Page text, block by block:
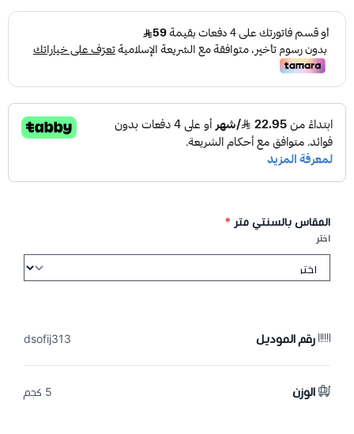
المقاس بالسنتي متر *
اختر
رقم الموديل dsofij313
الوزن 5 كجم